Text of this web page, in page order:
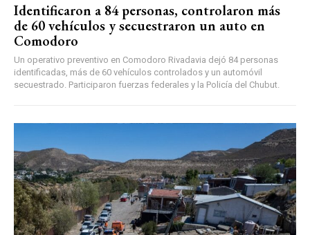
Identificaron a 84 personas, controlaron más
de 60 vehículos y secuestraron un auto en
Comodoro
Un operativo preventivo en Comodoro Rivadavia dejó 84 personas
identificadas, más de 60 vehículos controlados y un automóvil
secuestrado. Participaron fuerzas federales y la Policía del Chubut.